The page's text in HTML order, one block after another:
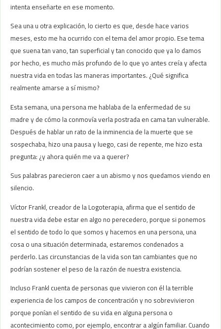
intenta enseñarte en ese momento.
Sea una u otra explicación, lo cierto es que, desde hace varios
meses, esto me ha ocurrido con el tema del amor propio. Ese tema
que suena tan vano, tan superficial y tan conocido que ya lo damos
por hecho, es mucho más profundo de lo que yo antes creía y afecta
nuestra vida en todas las maneras importantes. ¿Qué significa
realmente amarse a sí mismo?
Esta semana, una persona me hablaba de la enfermedad de su
madre y de cómo la conmovía verla postrada en cama tan vulnerable.
Después de hablar un rato de la inminencia de la muerte que se
sospechaba, hizo una pausa y luego, casi de repente, me hizo esta
pregunta: ¿y ahora quién me va a querer?
Sus palabras parecieron caer a un abismo y nos quedamos viendo en
silencio.
Víctor Frankl, creador de la Logoterapia, afirma que el sentido de
nuestra vida debe estar en algo no perecedero, porque si ponemos
el sentido de todo lo que somos y hacemos en una persona, una
cosa o una situación determinada, estaremos condenados a
perderlo. Las circunstancias de la vida son tan cambiantes que no
podrían sostener el peso de la razón de nuestra existencia.
Incluso Frankl cuenta de personas que vivieron con él la terrible
experiencia de los campos de concentración y no sobrevivieron
porque ponían el sentido de su vida en alguna persona o
acontecimiento como, por ejemplo, encontrar a algún familiar. Cuando